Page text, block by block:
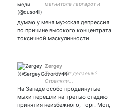
магнитоле гаргарот и
думаю у меня мужская депрессия
по причине высокого концентрата
токсичной маскулинности.
Zergey
Ты что тут делаешь?
Стреляли...
На Западе особо продвинутые
мыхи перешли на третью стадию
принятия неизбежного, Торг. Мол,